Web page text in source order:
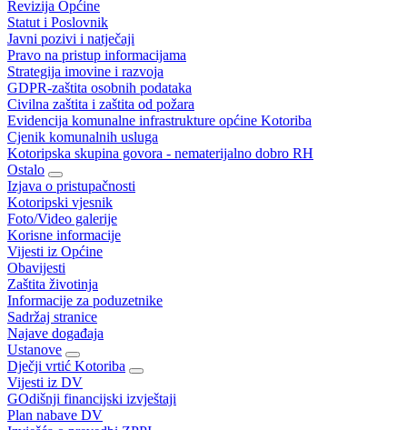
Revizija Općine
Statut i Poslovnik
Javni pozivi i natječaji
Pravo na pristup informacijama
Strategija imovine i razvoja
GDPR-zaštita osobnih podataka
Civilna zaštita i zaštita od požara
Evidencija komunalne infrastrukture općine Kotoriba
Cjenik komunalnih usluga
Kotoripska skupina govora - nematerijalno dobro RH
Ostalo
Izjava o pristupačnosti
Kotoripski vjesnik
Foto/Video galerije
Korisne informacije
Vijesti iz Općine
Obavijesti
Zaštita životinja
Informacije za poduzetnike
Sadržaj stranice
Najave događaja
Ustanove
Dječji vrtić Kotoriba
Vijesti iz DV
GOdišnji financijski izvještaji
Plan nabave DV